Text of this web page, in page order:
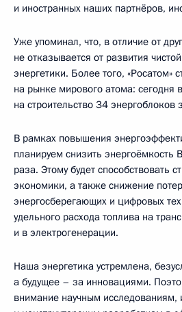
и иностранных наших партнёров,
Уже упоминал, что, в отличие от
не отказывается от развития
энергетики. Более того, «Росатом»
на рынке мирового атома: сегодня
на строительство 34 энергоблоков
В рамках повышения
планируем снизить
раза. Этому будет способствовать
экономики, а также снижение
энергосберегающих и цифровых
удельного расхода топлива на
и в электрогенерации.
Наша энергетика устремлена,
а будущее – за инновациями.
внимание научным